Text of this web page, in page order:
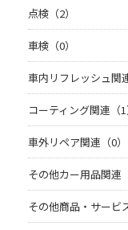
点検（2）
車検（0）
車内リフレッシュ関
コーティング関連（1
車外リペア関連（0）
その他カー用品関連
その他商品・サービ